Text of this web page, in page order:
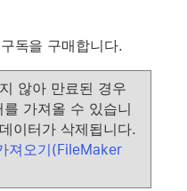
독을 구매합니다.
않아 만료된 경우
가져올 수 있습니
이터가 삭제됩니다.
져오기(FileMaker